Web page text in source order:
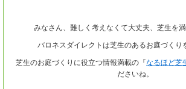
みなさん、難しく考えなくて大丈夫、芝生を満
バロネスダイレクトは芝生のあるお庭づくり
芝生のお庭づくりに役立つ情報満載の『なるほど芝
ださいね。